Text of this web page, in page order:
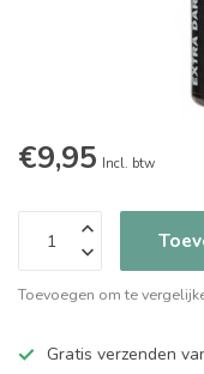
€9,95 Incl. btw
Toevoegen om te
Gratis verzenden